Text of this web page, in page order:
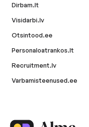
Dirbam.lt
Visidarbi.lv
Otsintood.ee
Personaloatrankos.lt
Recruitment.lv
Varbamisteenused.ee